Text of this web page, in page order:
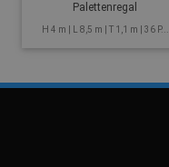
Palettenregal
H 4 m | L 8,5 m | T 1,1 m | 36 P...